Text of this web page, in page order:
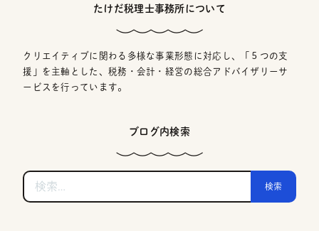
たけだ税理士事務所について
クリエイティブに関わる多様な事業形態に対応し、「５つの支
援」を主軸とした、税務・会計・経営の総合アドバイザリーサ
ービスを行っています。
ブログ内検索
検
索: